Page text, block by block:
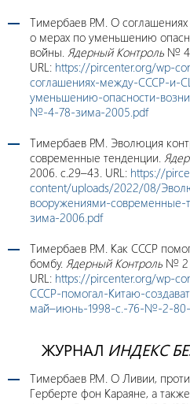
Тимербаев Р.М. О
о мерах по уменьшению
войны. Ядерный Контроль № 4
URL: https://pircenter.org/wp-
соглашениях-между-СССР-и-
уменьшению-опасности-
№-4-78-зима-2005.pdf
Тимербаев Р.М. Эволюция
современные тенденции.
2006. с.29–43. URL: https://
content/uploads/2022/08/
вооружениями-
зима-2006.pdf
Тимербаев Р.М. Как СССР
бомбу. Ядерный Контроль № 2
URL: https://pircenter.org/wp-
СССР-помогал-Китаю-
май–июнь-1998-с.-76-№-2-
ЖУРНАЛ ИНДЕКС
Тимербаев Р.М. О Ливии,
Герберте фон Караяне, а